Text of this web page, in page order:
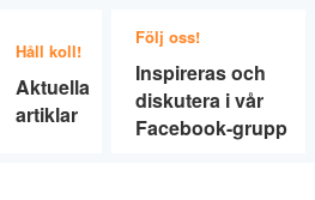
Håll koll!
Aktuella
artiklar
Följ oss!
Inspireras och
diskutera i vår
Facebook-grupp